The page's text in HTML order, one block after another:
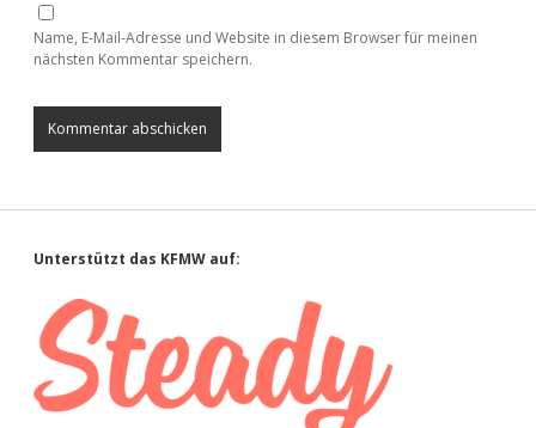
Name, E-Mail-Adresse und Website in diesem Browser für meinen
nächsten Kommentar speichern.
Sidebar
Unterstützt das KFMW auf: